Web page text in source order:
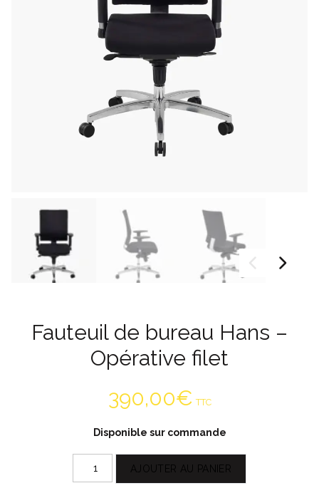
Fauteuil de bureau Hans –
Opérative filet
390,00€ TTC
Disponible sur commande
AJOUTER AU PANIER